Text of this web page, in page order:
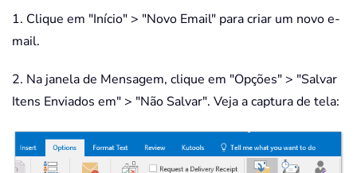
1. Clique em "Início" > "Novo Email" para criar um novo e-
mail.
2. Na janela de Mensagem, clique em "Opções" > "Salvar
Itens Enviados em" > "Não Salvar". Veja a captura de tela: